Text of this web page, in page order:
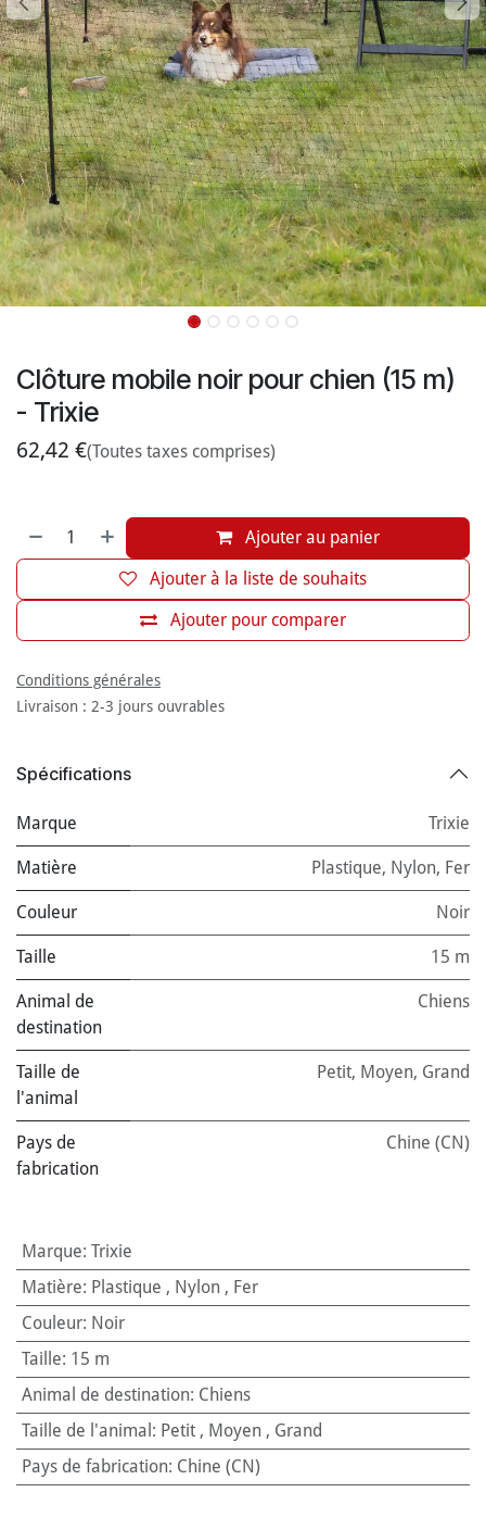
Clôture mobile noir pour chien (15 m)
- Trixie
62,42 €(Toutes taxes comprises)
Ajouter au panier
Ajouter pour comparer
Ajouter à la liste de souhaits
Conditions générales
Livraison : 2-3 jours ouvrables
Spécifications
Marque Trixie
Matière Plastique, Nylon, Fer
Couleur Noir
Taille 15 m
Animal de
destination
Chiens
Taille de
l'animal
Petit, Moyen, Grand
Pays de
fabrication
Chine (CN)
Marque: Trixie
Matière: Plastique , Nylon, Fer
Couleur: Noir
Taille: 15 m
Animal de destination: Chiens
Taille de l'animal : Petit, Moyen, Grand
Pays de fabrication: Chine (CN)